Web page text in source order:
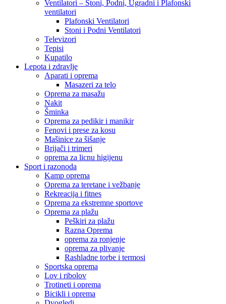
Ventilatori – Stoni, Podni, Ugradni i Plafonski
ventilatori
Plafonski Ventilatori
Stoni i Podni Ventilatori
Televizori
Tepisi
Kupatilo
Lepota i zdravlje
Aparati i oprema
Masazeri za telo
Oprema za masažu
Nakit
Šminka
Oprema za pedikir i manikir
Fenovi i prese za kosu
Mašinice za šišanje
Brijači i trimeri
oprema za licnu higijenu
Sport i razonoda
Kamp oprema
Oprema za teretane i vežbanje
Rekreacija i fitnes
Oprema za ekstremne sportove
Oprema za plažu
Peškiri za plažu
Razna Oprema
oprema za ronjenje
oprema za plivanje
Rashladne torbe i termosi
Sportska oprema
Lov i ribolov
Trotineti i oprema
Bicikli i oprema